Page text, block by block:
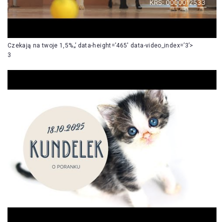
Czekają na twoje 1,5%„’ data-height=’465′ data-video_index=’3’>
3